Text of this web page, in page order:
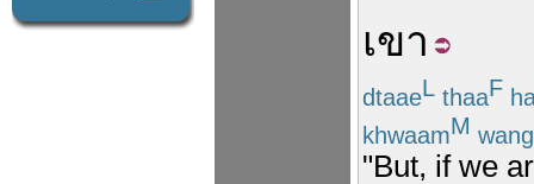
เขา
dtaaeL thaaF
khwaamM wang
"But, if we